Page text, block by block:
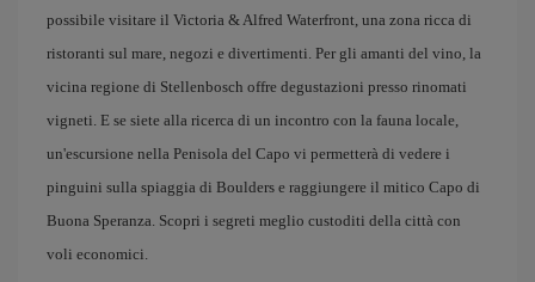
possibile visitare il Victoria & Alfred Waterfront, una zona ricca di
ristoranti sul mare, negozi e divertimenti. Per gli amanti del vino, la
vicina regione di Stellenbosch offre degustazioni presso rinomati
vigneti. E se siete alla ricerca di un incontro con la fauna locale,
un'escursione nella Penisola del Capo vi permetterà di vedere i
pinguini sulla spiaggia di Boulders e raggiungere il mitico Capo di
Buona Speranza. Scopri i segreti meglio custoditi della città con
voli economici.